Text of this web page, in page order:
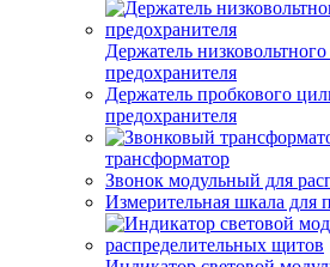
Держатель
предохранителя
Держатель пробкового
предохранителя
трансформатор
Звонок модульный для
Измерительная шкала для